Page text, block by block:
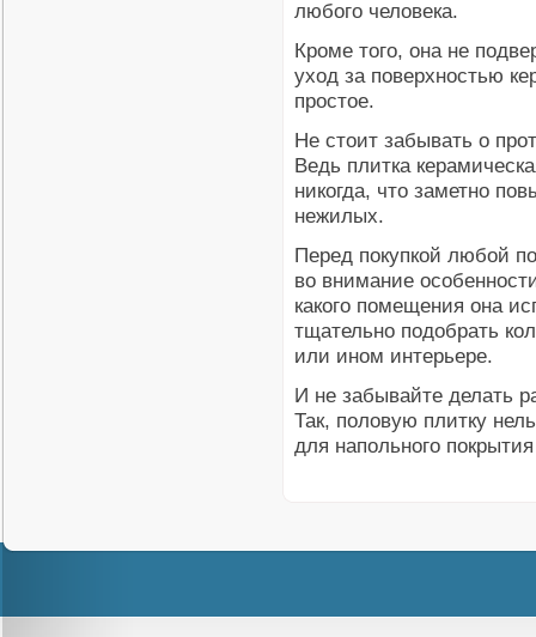
любого человека.
Кроме того, она не
уход за поверхностью
простое.
Не стоит забывать о
Ведь плитка
никогда, что заметно
нежилых.
Перед покупкой любой
во внимание
какого помещения она
тщательно подобрать
или ином интерьере.
И не забывайте делать
Так, половую плитку
для напольного